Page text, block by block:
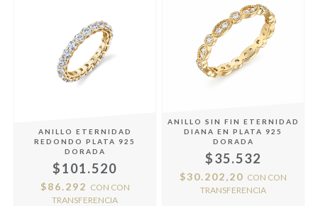
ANILLO ETERNIDAD
REDONDO PLATA 925
DORADA
$101.520
$86.292 CON CON
TRANSFERENCIA
ANILLO SIN FIN ETERNIDAD
DIANA EN PLATA 925
DORADA
$35.532
$30.202,20 CON CON
TRANSFERENCIA